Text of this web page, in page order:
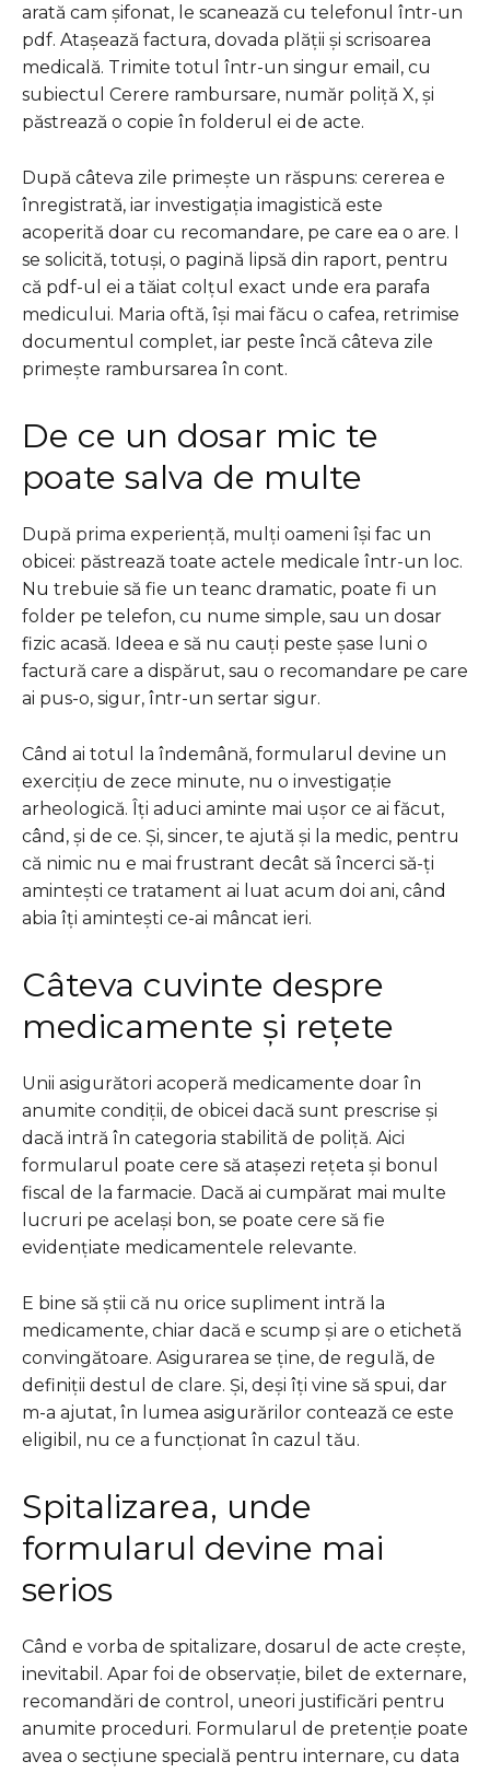
arată cam șifonat, le scanează cu telefonul într-un
pdf. Atașează factura, dovada plății și scrisoarea
medicală. Trimite totul într-un singur email, cu
subiectul Cerere rambursare, număr poliță X, și
păstrează o copie în folderul ei de acte.
După câteva zile primește un răspuns: cererea e
înregistrată, iar investigația imagistică este
acoperită doar cu recomandare, pe care ea o are. I
se solicită, totuși, o pagină lipsă din raport, pentru
că pdf-ul ei a tăiat colțul exact unde era parafa
medicului. Maria oftă, își mai făcu o cafea, retrimise
documentul complet, iar peste încă câteva zile
primește rambursarea în cont.
De ce un dosar mic te
poate salva de multe
După prima experiență, mulți oameni își fac un
obicei: păstrează toate actele medicale într-un loc.
Nu trebuie să fie un teanc dramatic, poate fi un
folder pe telefon, cu nume simple, sau un dosar
fizic acasă. Ideea e să nu cauți peste șase luni o
factură care a dispărut, sau o recomandare pe care
ai pus-o, sigur, într-un sertar sigur.
Când ai totul la îndemână, formularul devine un
exercițiu de zece minute, nu o investigație
arheologică. Îți aduci aminte mai ușor ce ai făcut,
când, și de ce. Și, sincer, te ajută și la medic, pentru
că nimic nu e mai frustrant decât să încerci să-ți
amintești ce tratament ai luat acum doi ani, când
abia îți amintești ce-ai mâncat ieri.
Câteva cuvinte despre
medicamente și rețete
Unii asigurători acoperă medicamente doar în
anumite condiții, de obicei dacă sunt prescrise și
dacă intră în categoria stabilită de poliță. Aici
formularul poate cere să atașezi rețeta și bonul
fiscal de la farmacie. Dacă ai cumpărat mai multe
lucruri pe același bon, se poate cere să fie
evidențiate medicamentele relevante.
E bine să știi că nu orice supliment intră la
medicamente, chiar dacă e scump și are o etichetă
convingătoare. Asigurarea se ține, de regulă, de
definiții destul de clare. Și, deși îți vine să spui, dar
m-a ajutat, în lumea asigurărilor contează ce este
eligibil, nu ce a funcționat în cazul tău.
Spitalizarea, unde
formularul devine mai
serios
Când e vorba de spitalizare, dosarul de acte crește,
inevitabil. Apar foi de observație, bilet de externare,
recomandări de control, uneori justificări pentru
anumite proceduri. Formularul de pretenție poate
avea o secțiune specială pentru internare, cu data